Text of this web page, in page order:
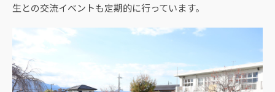
生との交流イベントも定期的に行っています。